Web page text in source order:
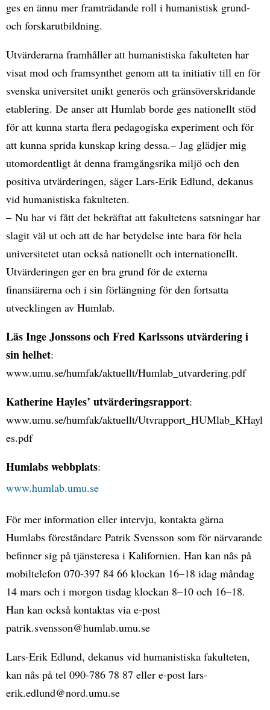
ges en ännu mer framträdande roll i humanistisk grund-
och forskarutbildning.
Utvärderarna framhåller att humanistiska fakulteten har
visat mod och framsynthet genom att ta initiativ till en för
svenska universitet unikt generös och gränsöverskridande
etablering. De anser att Humlab borde ges nationellt stöd
för att kunna starta flera pedagogiska experiment och för
att kunna sprida kunskap kring dessa.– Jag glädjer mig
utomordentligt åt denna framgångsrika miljö och den
positiva utvärderingen, säger Lars-Erik Edlund, dekanus
vid humanistiska fakulteten.
– Nu har vi fått det bekräftat att fakultetens satsningar har
slagit väl ut och att de har betydelse inte bara för hela
universitetet utan också nationellt och internationellt.
Utvärderingen ger en bra grund för de externa
finansiärerna och i sin förlängning för den fortsatta
utvecklingen av Humlab.
Läs Inge Jonssons och Fred Karlssons utvärdering i
sin helhet:
www.umu.se/humfak/aktuellt/Humlab_utvardering.pdf
Katherine Hayles’ utvärderingsrapport:
www.umu.se/humfak/aktuellt/Utvrapport_HUMlab_KHayl
es.pdf
Humlabs webbplats:
www.humlab.umu.se
För mer information eller intervju, kontakta gärna
Humlabs föreståndare Patrik Svensson som för närvarande
befinner sig på tjänsteresa i Kalifornien. Han kan nås på
mobiltelefon 070-397 84 66 klockan 16–18 idag måndag
14 mars och i morgon tisdag klockan 8–10 och 16–18.
Han kan också kontaktas via e-post
patrik.svensson@humlab.umu.se
Lars-Erik Edlund, dekanus vid humanistiska fakulteten,
kan nås på tel 090-786 78 87 eller e-post lars-
erik.edlund@nord.umu.se